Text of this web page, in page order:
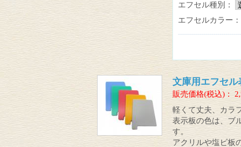
エフセル種別：
エフセルカラー：
文庫用エフセ
販売価格(税込)：
軽くて丈夫、カラ
表示板の色は、ブ
す。
アクリルや塩ビ板